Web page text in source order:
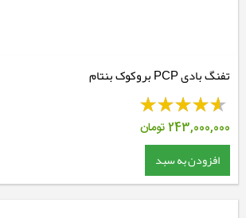
تفنگ بادی PCP بروکوک بنتام
243,000,000تومان
افزودن به سبد